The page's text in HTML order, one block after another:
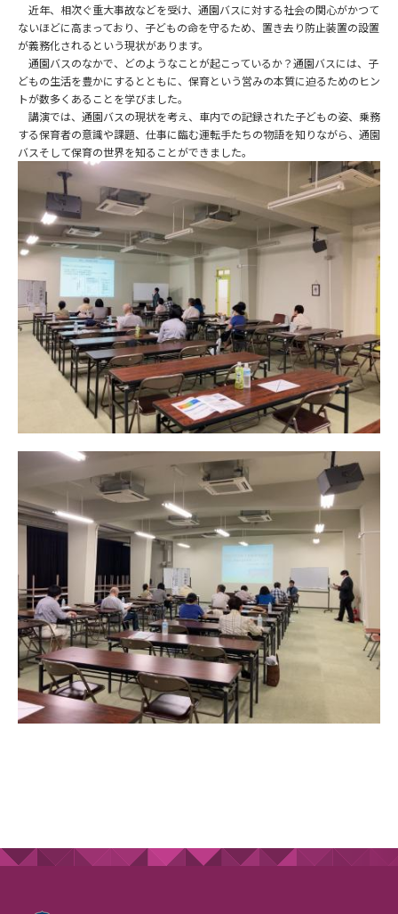
近年、相次ぐ重大事故などを受け、通園バスに対する社会の関心がかつて
ないほどに高まっており、子どもの命を守るため、置き去り防止装置の設置
が義務化されるという現状があります。
通園バスのなかで、どのようなことが起こっているか？通園バスには、子
どもの生活を豊かにするとともに、保育という営みの本質に迫るためのヒン
トが数多くあることを学びました。
講演では、通園バスの現状を考え、車内での記録された子どもの姿、乗務
する保育者の意識や課題、仕事に臨む運転手たちの物語を知りながら、通園
バスそして保育の世界を知ることができました。